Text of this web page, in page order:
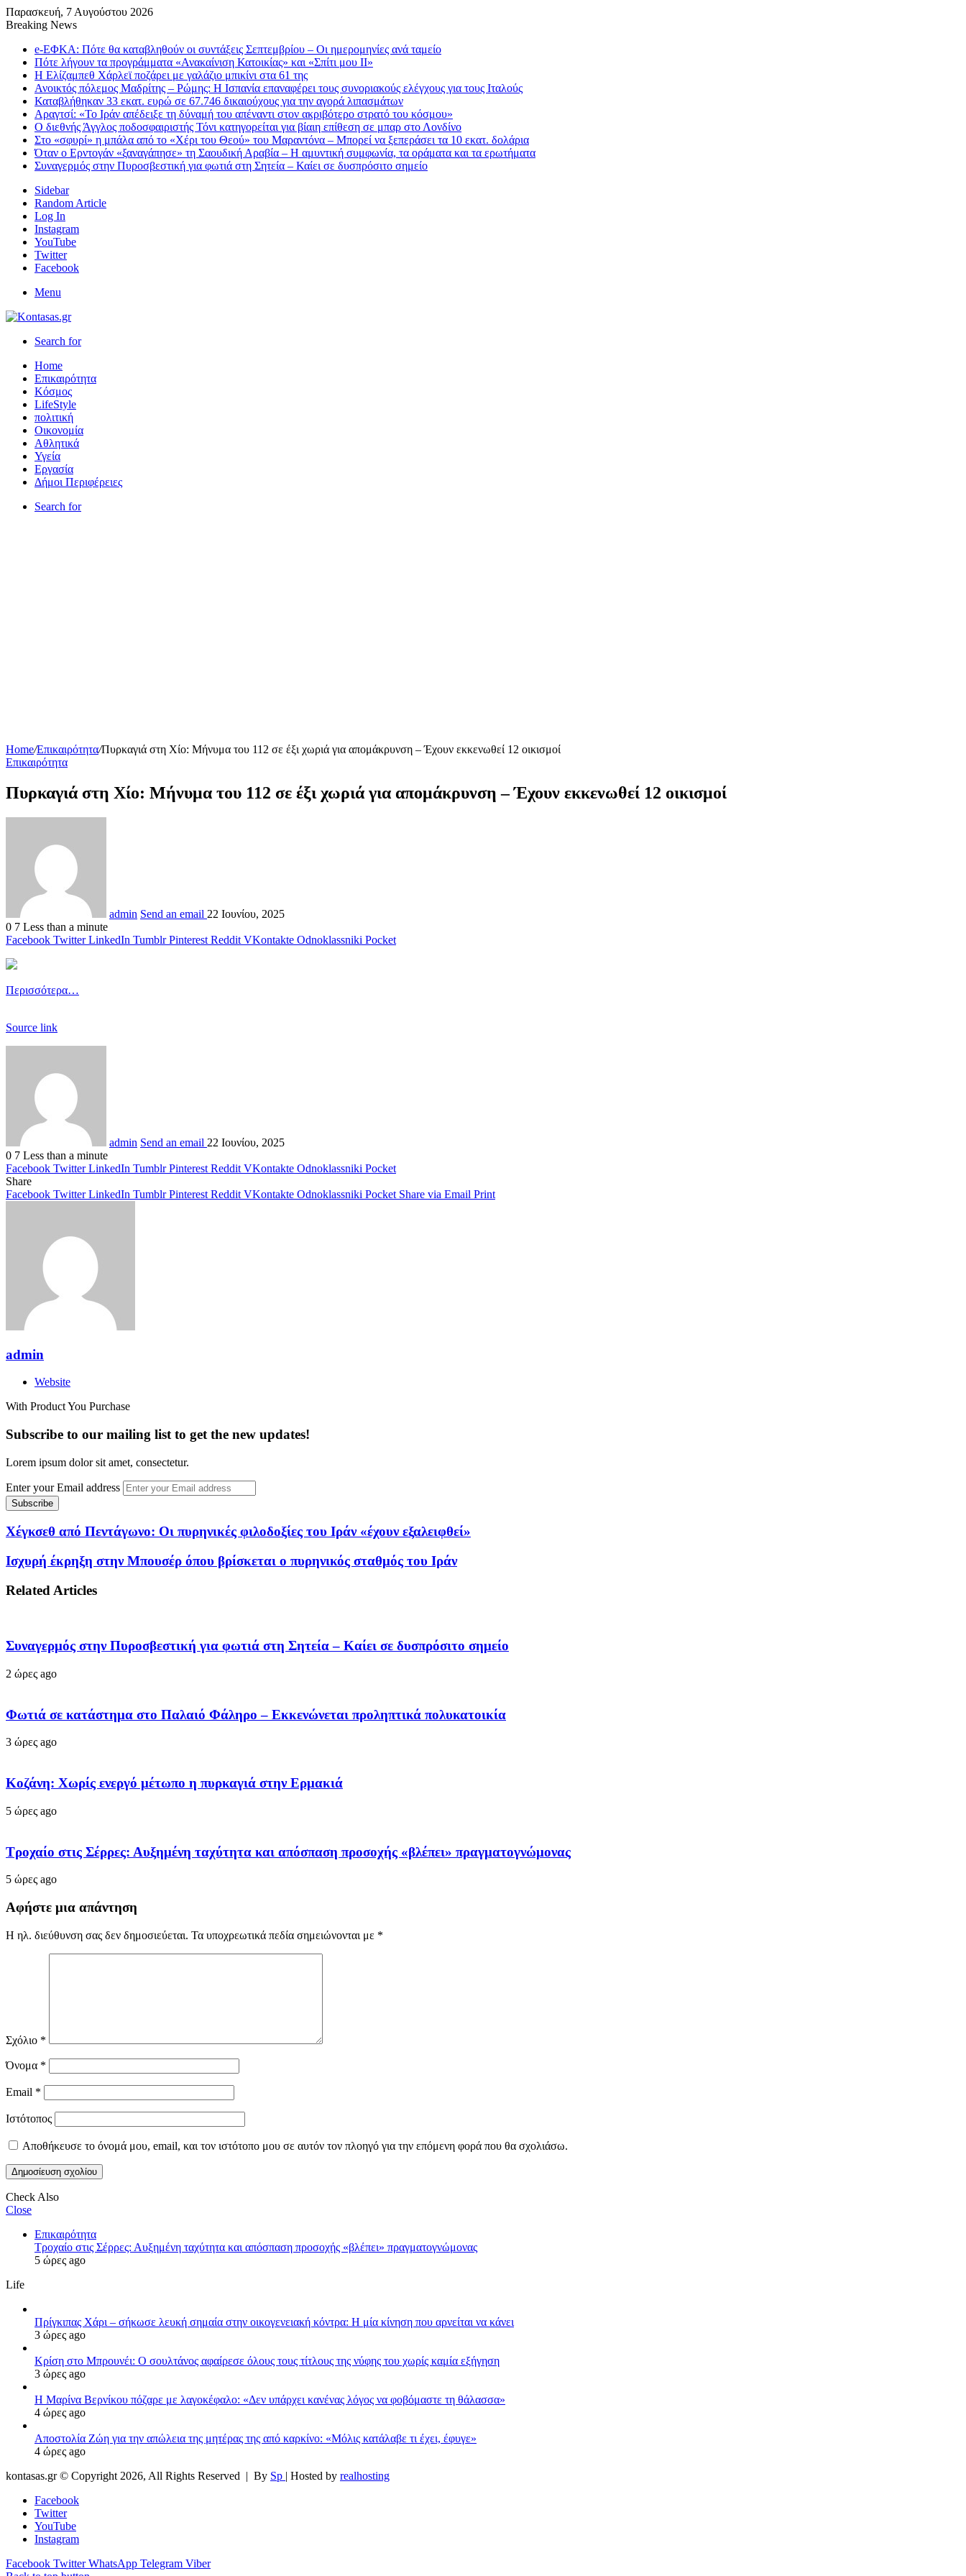
Παρασκευή, 7 Αυγούστου 2026
Breaking News
e-ΕΦΚΑ: Πότε θα καταβληθούν οι συντάξεις Σεπτεμβρίου – Οι ημερομηνίες ανά ταμείο
Πότε λήγουν τα προγράμματα «Ανακαίνιση Κατοικίας» και «Σπίτι μου ΙΙ»
Η Ελίζαμπεθ Χάρλεϊ ποζάρει με γαλάζιο μπικίνι στα 61 της
Ανοικτός πόλεμος Μαδρίτης – Ρώμης: Η Ισπανία επαναφέρει τους συνοριακούς ελέγχους για τους Ιταλούς
Καταβλήθηκαν 33 εκατ. ευρώ σε 67.746 δικαιούχους για την αγορά λιπασμάτων
Αραγτσί: «Το Ιράν απέδειξε τη δύναμή του απέναντι στον ακριβότερο στρατό του κόσμου»
Ο διεθνής Άγγλος ποδοσφαιριστής Τόνι κατηγορείται για βίαιη επίθεση σε μπαρ στο Λονδίνο
Στο «σφυρί» η μπάλα από το «Χέρι του Θεού» του Μαραντόνα – Μπορεί να ξεπεράσει τα 10 εκατ. δολάρια
Όταν ο Ερντογάν «ξαναγάπησε» τη Σαουδική Αραβία – Η αμυντική συμφωνία, τα οράματα και τα ερωτήματα
Συναγερμός στην Πυροσβεστική για φωτιά στη Σητεία – Καίει σε δυσπρόσιτο σημείο
Sidebar
Random Article
Log In
Instagram
YouTube
Twitter
Facebook
Menu
Search for
Home
Επικαιρότητα
Κόσμος
LifeStyle
πολιτική
Οικονομία
Αθλητικά
Υγεία
Εργασία
Δήμοι Περιφέρειες
Search for
Home/Επικαιρότητα/Πυρκαγιά στη Χίο: Μήνυμα του 112 σε έξι χωριά για απομάκρυνση – Έχουν εκκενωθεί 12 οικισμοί
Επικαιρότητα
Πυρκαγιά στη Χίο: Μήνυμα του 112 σε έξι χωριά για απομάκρυνση – Έχουν εκκενωθεί 12 οικισμοί
admin Send an email 22 Ιουνίου, 2025
0 7 Less than a minute
Facebook Twitter LinkedIn Tumblr Pinterest Reddit VKontakte Odnoklassniki Pocket
Περισσότερα…
Source link
admin Send an email 22 Ιουνίου, 2025
0 7 Less than a minute
Facebook Twitter LinkedIn Tumblr Pinterest Reddit VKontakte Odnoklassniki Pocket
Share
Facebook Twitter LinkedIn Tumblr Pinterest Reddit VKontakte Odnoklassniki Pocket Share via Email Print
admin
Website
With Product You Purchase
Subscribe to our mailing list to get the new updates!
Lorem ipsum dolor sit amet, consectetur.
Enter your Email address
Χέγκσεθ από Πεντάγωνο: Οι πυρηνικές φιλοδοξίες του Ιράν «έχουν εξαλειφθεί»
Ισχυρή έκρηξη στην Μπουσέρ όπου βρίσκεται ο πυρηνικός σταθμός του Ιράν
Related Articles
Συναγερμός στην Πυροσβεστική για φωτιά στη Σητεία – Καίει σε δυσπρόσιτο σημείο
2 ώρες ago
Φωτιά σε κατάστημα στο Παλαιό Φάληρο – Εκκενώνεται προληπτικά πολυκατοικία
3 ώρες ago
Κοζάνη: Χωρίς ενεργό μέτωπο η πυρκαγιά στην Ερμακιά
5 ώρες ago
Τροχαίο στις Σέρρες: Αυξημένη ταχύτητα και απόσπαση προσοχής «βλέπει» πραγματογνώμονας
5 ώρες ago
Αφήστε μια απάντηση
Η ηλ. διεύθυνση σας δεν δημοσιεύεται. Τα υποχρεωτικά πεδία σημειώνονται με *
Σχόλιο *
Όνομα *
Email *
Ιστότοπος
Αποθήκευσε το όνομά μου, email, και τον ιστότοπο μου σε αυτόν τον πλοηγό για την επόμενη φορά που θα σχολιάσω.
Check Also
Close
Επικαιρότητα
Τροχαίο στις Σέρρες: Αυξημένη ταχύτητα και απόσπαση προσοχής «βλέπει» πραγματογνώμονας
5 ώρες ago
Life
Πρίγκιπας Χάρι – σήκωσε λευκή σημαία στην οικογενειακή κόντρα: Η μία κίνηση που αρνείται να κάνει
3 ώρες ago
Κρίση στο Μπρουνέι: Ο σουλτάνος αφαίρεσε όλους τους τίτλους της νύφης του χωρίς καμία εξήγηση
3 ώρες ago
Η Μαρίνα Βερνίκου πόζαρε με λαγοκέφαλο: «Δεν υπάρχει κανένας λόγος να φοβόμαστε τη θάλασσα»
4 ώρες ago
Αποστολία Ζώη για την απώλεια της μητέρας της από καρκίνο: «Μόλις κατάλαβε τι έχει, έφυγε»
4 ώρες ago
kontasas.gr © Copyright 2026, All Rights Reserved | By Sp | Hosted by realhosting
Facebook
Twitter
YouTube
Instagram
Facebook Twitter WhatsApp Telegram Viber